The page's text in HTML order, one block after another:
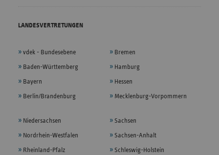
LANDESVERTRETUNGEN
vdek - Bundesebene
Baden-Württemberg
Bayern
Berlin/Brandenburg
Bremen
Hamburg
Hessen
Mecklenburg-Vorpommern
Niedersachsen
Nordrhein-Westfalen
Rheinland-Pfalz
Sachsen
Sachsen-Anhalt
Schleswig-Holstein